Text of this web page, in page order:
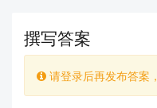
撰写答案
请登录后再发布答案，